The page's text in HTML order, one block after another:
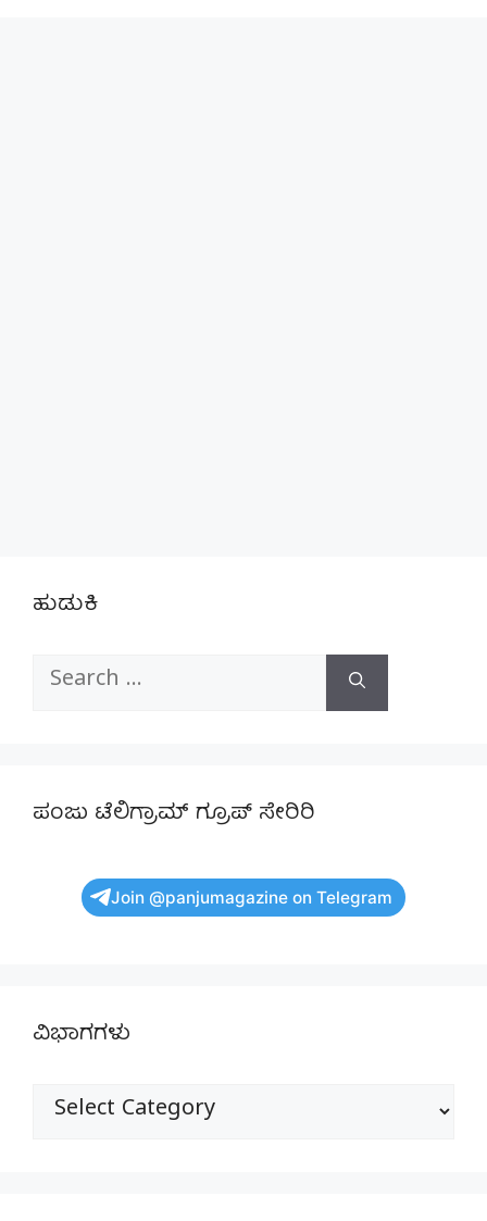
ಹುಡುಕಿ
Search
ಪಂಜು ಟೆಲಿಗ್ರಾಮ್ ಗ್ರೂಪ್ ಸೇರಿರಿ
Join @panjumagazine on Telegram
ವಿಭಾಗಗಳು
ವಿಭಾಗಗಳು